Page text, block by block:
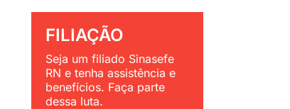
FILIAÇÃO
Seja um filiado Sinasefe
RN e tenha assistência e
benefícios. Faça parte
dessa luta.